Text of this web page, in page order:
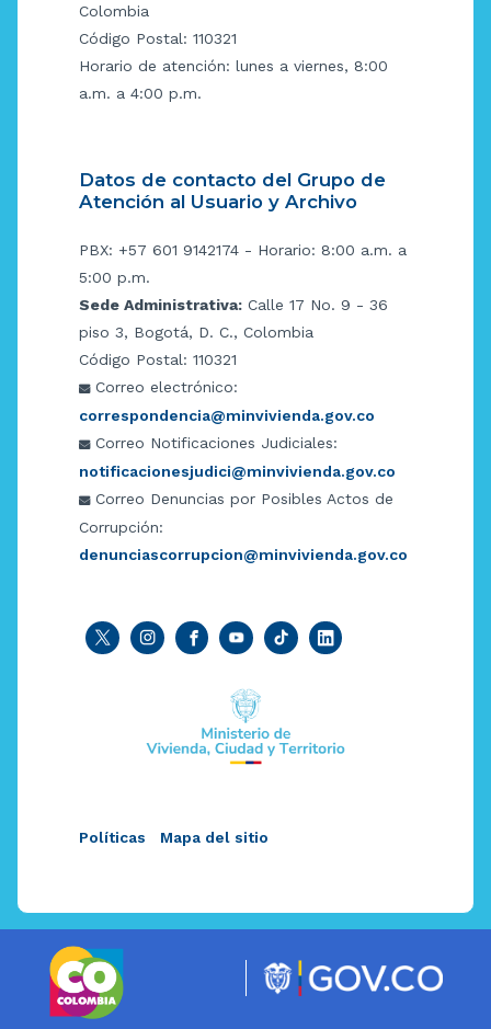
Colombia
Código Postal: 110321
Horario de atención: lunes a viernes, 8:00
a.m. a 4:00 p.m.
Datos de contacto del Grupo de
Atención al Usuario y Archivo
PBX: +57 601 9142174 - Horario: 8:00 a.m. a
5:00 p.m.
Sede Administrativa: Calle 17 No. 9 - 36
piso 3, Bogotá, D. C., Colombia
Código Postal: 110321
Correo electrónico:
correspondencia@minvivienda.gov.co
Correo Notificaciones Judiciales:
notificacionesjudici@minvivienda.gov.co
Correo Denuncias por Posibles Actos de
Corrupción:
denunciascorrupcion@minvivienda.gov.co
Políticas Mapa del sitio